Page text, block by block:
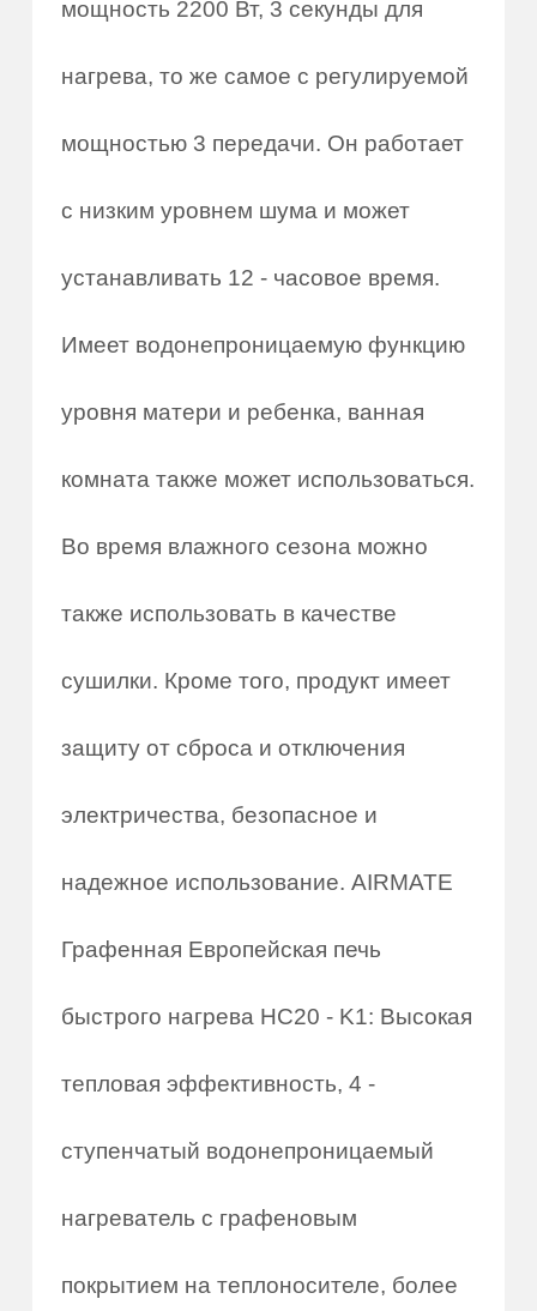
мощность 2200 Вт, 3 секунды для
нагрева, то же самое с регулируемой
мощностью 3 передачи. Он работает
с низким уровнем шума и может
устанавливать 12 - часовое время.
Имеет водонепроницаемую функцию
уровня матери и ребенка, ванная
комната также может использоваться.
Во время влажного сезона можно
также использовать в качестве
сушилки. Кроме того, продукт имеет
защиту от сброса и отключения
электричества, безопасное и
надежное использование. AIRMATE
Графенная Европейская печь
быстрого нагрева HC20 - K1: Высокая
тепловая эффективность, 4 -
ступенчатый водонепроницаемый
нагреватель с графеновым
покрытием на теплоносителе, более